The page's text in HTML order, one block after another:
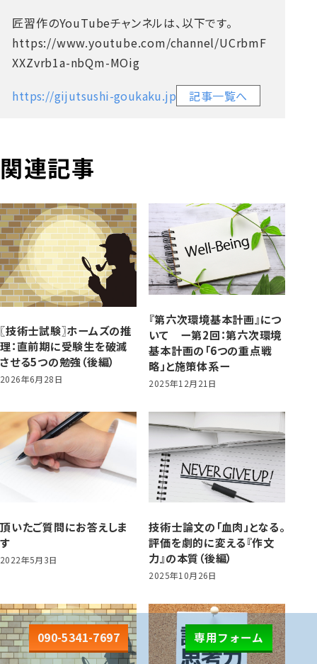
匠習作のYouTubeチャンネルは、以下です。
https://www.youtube.com/channel/UCrbmF
XXZvrb1a-nbQm-MOig
https://gijutsushi-goukaku.jp
記事一覧へ
関連記事
〖技術士試験〗ホームズの推
理：直前期に受験生を破滅
させる5つの勉強（後編）
2026年6月28日
『第六次環境基本計画』につ
いて ー第2回：第六次環境
基本計画の「6つの重点戦
略」と施策体系ー
2025年12月21日
頂いたご質問にお答えしま
す
2022年5月3日
技術士論文の「血肉」となる。
評価を劇的に変える『作文
力』の本質（後編）
2025年10月26日
090-5341-7697 専用フォーム